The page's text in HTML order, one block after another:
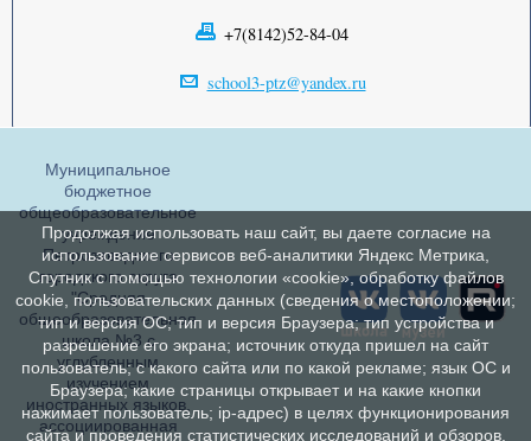
+7(8142)52-84-04
school3-ptz@yandex.ru
Муниципальное
бюджетное
общеобразовательное
учреждение
Петрозаводского
городского округа
"Средняя
общеобразовательная
школа №3 с
углубленным
изучением
иностранных языков,
ассоциированная
Продолжая использовать наш сайт, вы даете согласие на
использование сервисов веб-аналитики Яндекс Метрика,
Спутник с помощью технологии «cookie», обработку файлов
cookie, пользовательских данных (сведения о местоположении;
тип и версия ОС; тип и версия Браузера; тип устройства и
разрешение его экрана; источник откуда пришел на сайт
пользователь; с какого сайта или по какой рекламе; язык ОС и
Браузера; какие страницы открывает и на какие кнопки
нажимает пользователь; ip-адрес) в целях функционирования
сайта и проведения статистических исследований и обзоров.